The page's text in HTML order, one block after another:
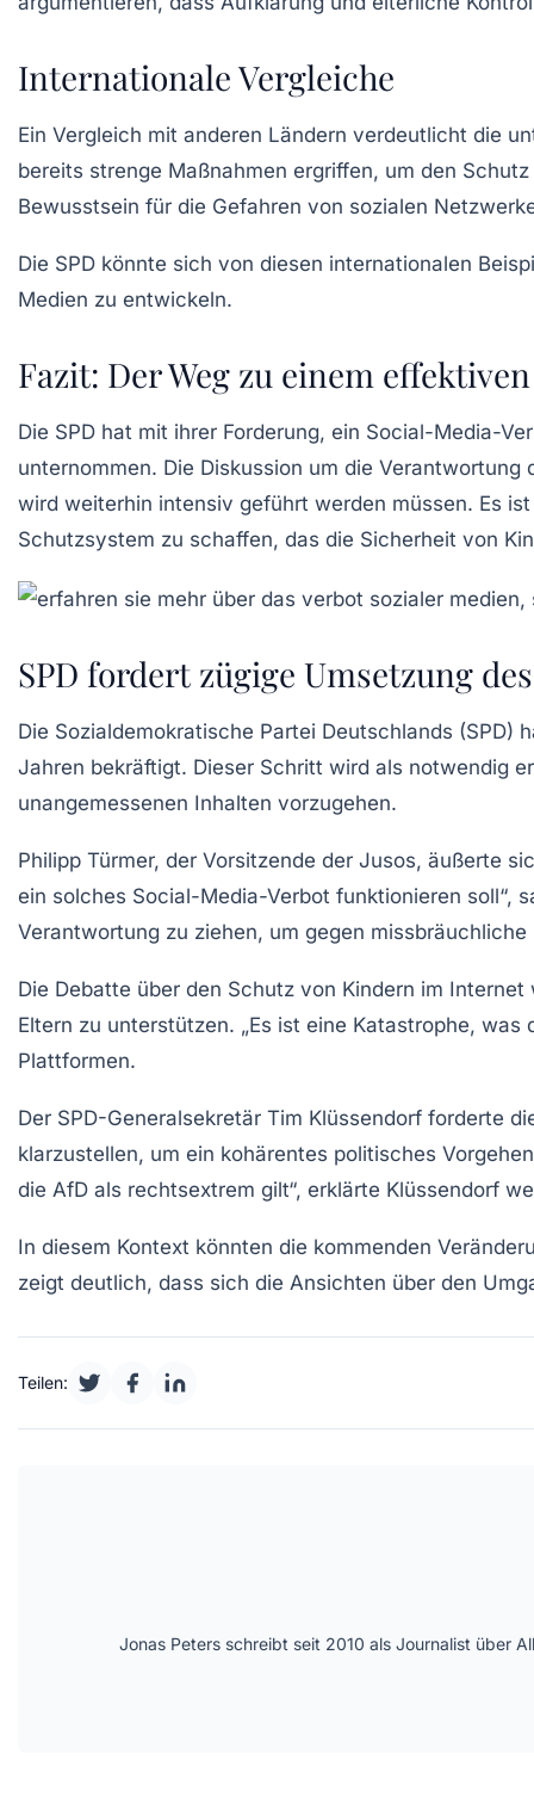
Internationale Vergleiche
Ein Vergleich mit anderen Ländern verdeutlicht die
bereits strenge Maßnahmen ergriffen, um den
Bewusstsein für die Gefahren von sozialen
Die SPD könnte sich von diesen internationalen
Medien zu entwickeln.
Fazit: Der Weg zu einem
Die SPD hat mit ihrer Forderung, ein Social-Media-
unternommen. Die Diskussion um die
wird weiterhin intensiv geführt werden müssen. Es
Schutzsystem zu schaffen, das die Sicherheit von
SPD fordert zügige Umsetzung
Die Sozialdemokratische Partei Deutschlands (SPD)
Jahren bekräftigt. Dieser Schritt wird als notwendig
unangemessenen Inhalten vorzugehen.
Philipp Türmer, der Vorsitzende der Jusos, äußerte
ein solches Social-Media-Verbot funktionieren soll“,
Verantwortung zu ziehen, um gegen missbräuchliche
Die Debatte über den Schutz von Kindern im
Eltern zu unterstützen. „Es ist eine Katastrophe,
Plattformen.
Der SPD-Generalsekretär Tim Klüssendorf forderte
klarzustellen, um ein kohärentes politisches
die AfD als rechtsextrem gilt“, erklärte Klüssendorf
In diesem Kontext könnten die kommenden
zeigt deutlich, dass sich die Ansichten über den
Teilen:
Jonas Peters schreibt seit 2010 als Journalist über